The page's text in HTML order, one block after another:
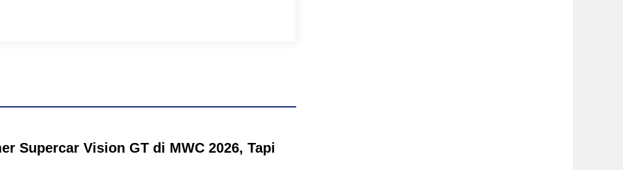
Supercar Vision GT di MWC 2026, Tapi